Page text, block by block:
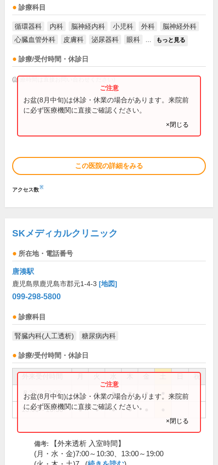
診療科目
循環器科 内科 脳神経内科 小児科 外科
脳神経外科
心臓血管外科
皮膚科 泌尿器科 眼科 もっと見る
診療/受付時間・休診日
(診療時間は直接お問い合わせください)
お盆(8月中旬)は休診・休業の場合があります。来院前
に必ず医療機関に直接ご確認ください。
×閉じる
この医院の詳細をみる
アクセス数※
SKメディカルクリニック
所在地・電話番号
唐湊駅
鹿児島県鹿児島市郡元1-4-3 [地図]
099-298-5800
診療科目
腎臓内科(人工透析) 糖尿病内科
診療/受付時間・休診日
祝
8:30～12:00 ● ● ● ● ●
13:00～16:30 ● ● ● ●
お盆(8月中旬)は休診・休業の場合があります。来院前
に必ず医療機関に直接ご確認ください。
×閉じる
備考:
【外来透析 入室時間】
(月・水・金)7:00～10:30、13:00～19:00